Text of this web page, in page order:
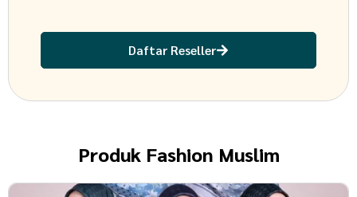
Daftar Reseller
Produk Fashion Muslim